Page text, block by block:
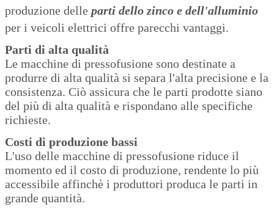
Lasciate un messaggio
Ti richiameremo presto!
produzione delle parti dello zinco e dell'alluminio
per i veicoli elettrici offre parecchi vantaggi.
Parti di alta qualità
Le macchine di pressofusione sono destinate a
produrre di alta qualità si separa l'alta precisione e la
consistenza. Ciò assicura che le parti prodotte siano
del più di alta qualità e rispondano alle specifiche
richieste.
Costi di produzione bassi
L'uso delle macchine di pressofusione riduce il
momento ed il costo di produzione, rendente lo più
accessibile affinchè i produttori produca le parti in
grande quantità.